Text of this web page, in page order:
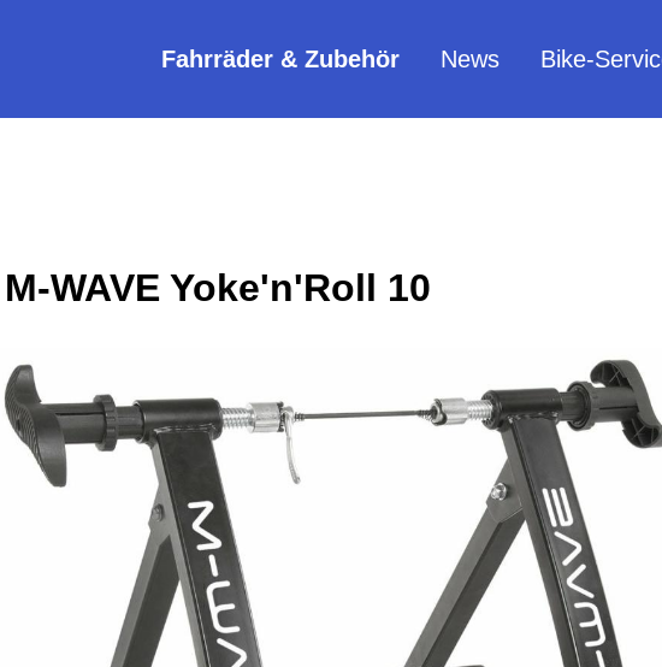
Fahrräder & Zubehör News Bike-
WAVE Yoke'n'Roll 10